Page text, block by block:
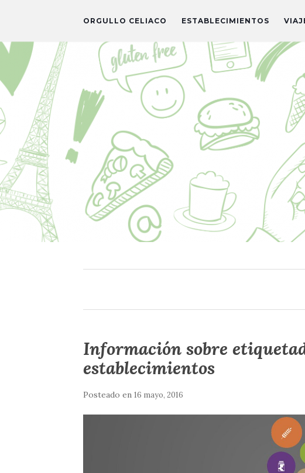
ORGULLO CELIACO ESTABLECIMIENTOS
Información sobre
establecimientos
Posteado en 16 mayo, 2016